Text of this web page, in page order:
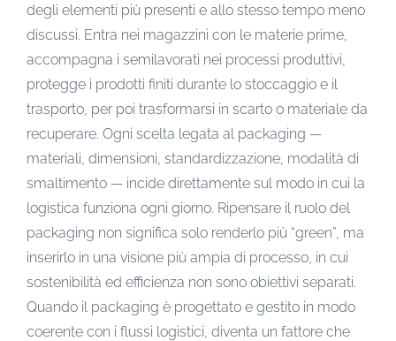
degli elementi più presenti e allo stesso tempo meno
discussi. Entra nei magazzini con le materie prime,
accompagna i semilavorati nei processi produttivi,
protegge i prodotti finiti durante lo stoccaggio e il
trasporto, per poi trasformarsi in scarto o materiale da
recuperare. Ogni scelta legata al packaging —
materiali, dimensioni, standardizzazione, modalità di
smaltimento — incide direttamente sul modo in cui la
logistica funziona ogni giorno. Ripensare il ruolo del
packaging non significa solo renderlo più “green”, ma
inserirlo in una visione più ampia di processo, in cui
sostenibilità ed efficienza non sono obiettivi separati.
Quando il packaging è progettato e gestito in modo
coerente con i flussi logistici, diventa un fattore che